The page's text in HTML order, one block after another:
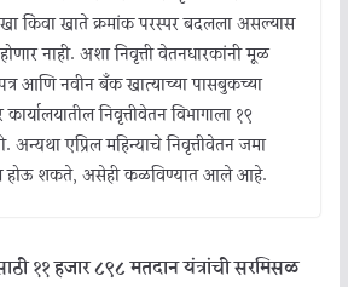
किंवा खाते क्रमांक परस्पर बदलला असल्यास
नाही. अशा निवृत्ती वेतनधारकांनी मूळ
आणि नवीन बँक खात्याच्या पासबुकच्या
कार्यालयातील निवृत्तीवेतन विभागाला १९
अन्यथा एप्रिल महिन्याचे निवृत्तीवेतन जमा
होऊ शकते, असेही कळविण्यात आले आहे.
११ हजार ८९८ मतदान यंत्रांची सरमिसळ